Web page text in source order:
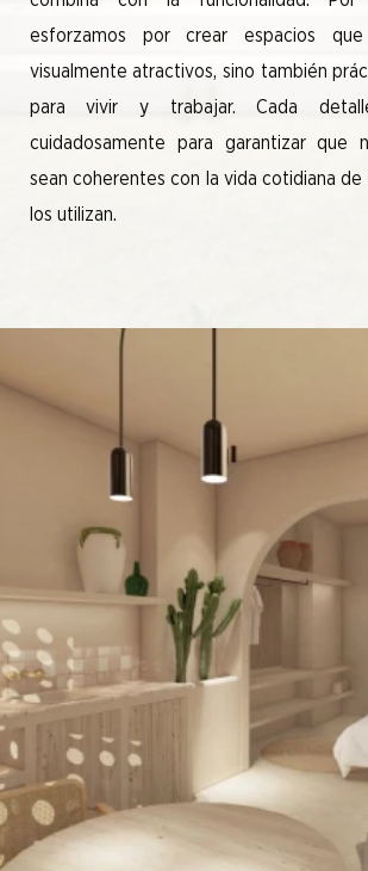
esforzamos por crear espacios
visualmente atractivos, sino también
para vivir y trabajar. Cada
cuidadosamente para garantizar que
sean coherentes con la vida cotidiana de
los utilizan.